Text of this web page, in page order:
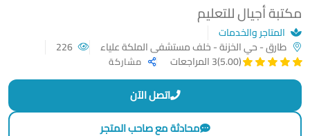
مكتبة أجيال للتعليم
المتاجر والخدمات
طارق - حي الخزنة - خلف مستشفى الملكة علياء
(5.00)
3 المراجعات مشاركة
اتصل الآن
محادثة مع صاحب المتجر